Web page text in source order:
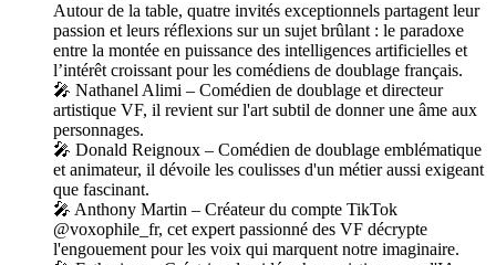
Autour de la table, quatre invités exceptionnels partagent leur
passion et leurs réflexions sur un sujet brûlant : le paradoxe
entre la montée en puissance des intelligences artificielles et
l’intérêt croissant pour les comédiens de doublage français.
🎤 Nathanel Alimi – Comédien de doublage et directeur
artistique VF, il revient sur l'art subtil de donner une âme aux
personnages.
🎤 Donald Reignoux – Comédien de doublage emblématique
et animateur, il dévoile les coulisses d'un métier aussi exigeant
que fascinant.
🎤 Anthony Martin – Créateur du compte TikTok
@voxophile_fr, cet expert passionné des VF décrypte
l'engouement pour les voix qui marquent notre imaginaire.